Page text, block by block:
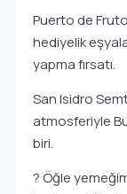
Puerto de
hediyelik
yapma fırsatı.
San Isidro
atmosferiyle
biri.
? Öğle